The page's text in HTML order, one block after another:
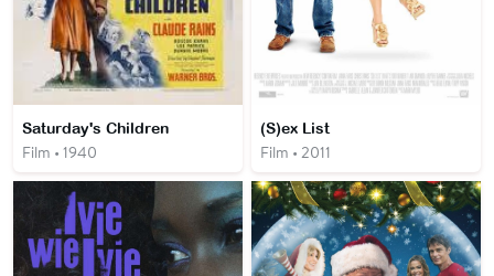
Saturday's Children
Film • 1940
(S)ex List
Film • 2011